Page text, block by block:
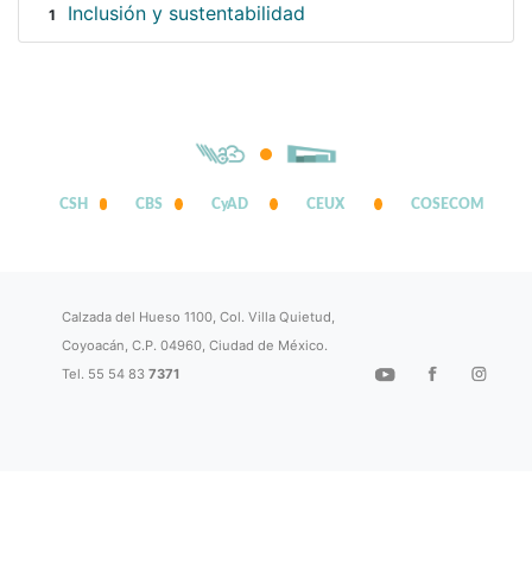
1 Inclusión y sustentabilidad
CSH CBS CyAD CEUX COSECOM
Calzada del Hueso 1100, Col. Villa Quietud,
Coyoacán, C.P. 04960, Ciudad de México.
Tel. 55 54 837371